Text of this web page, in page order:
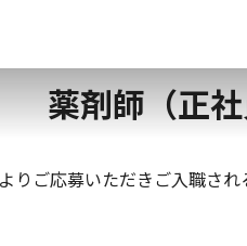
薬剤師（正
りご応募いただきご入職さ